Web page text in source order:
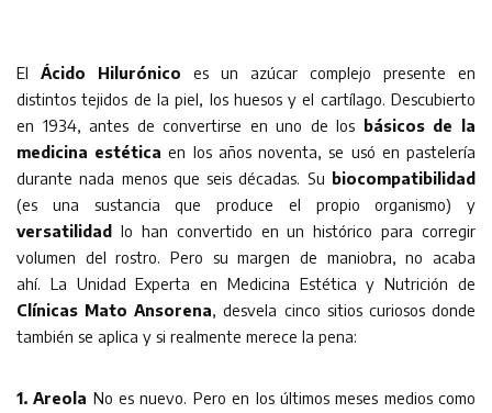
El Ácido Hilurónico es un azúcar complejo presente en
distintos tejidos de la piel, los huesos y el cartílago. Descubierto
en 1934, antes de convertirse en uno de los básicos de la
medicina estética en los años noventa, se usó en pastelería
durante nada menos que seis décadas. Su biocompatibilidad
(es una sustancia que produce el propio organismo) y
versatilidad lo han convertido en un histórico para corregir
volumen del rostro. Pero su margen de maniobra, no acaba
ahí. La Unidad Experta en Medicina Estética y Nutrición de
Clínicas Mato Ansorena, desvela cinco sitios curiosos donde
también se aplica y si realmente merece la pena:
1. Areola No es nuevo. Pero en los últimos meses medios como